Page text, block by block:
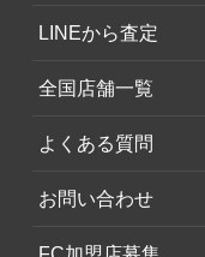
LINEから査定
全国店舗一覧
よくある質問
お問い合わせ